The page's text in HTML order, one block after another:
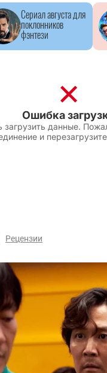
Сериал августа для
поклонников
фэнтези
Рецензии